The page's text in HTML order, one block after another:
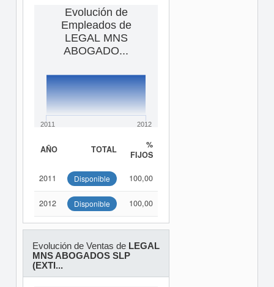
Evolución de
Empleados de
LEGAL MNS
ABOGADO...
2011 2012
AÑO TOTAL
%
FIJOS
2011 Disponible 100,00
2012 Disponible 100,00
Evolución de Ventas de LEGAL
MNS ABOGADOS SLP
(EXTI...